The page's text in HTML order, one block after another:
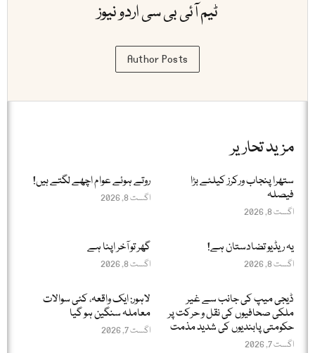
ٹیم آئی بی سی اردو نیوز
Author Posts
مزید تحاریر
ستھرا پنجاب ورکرز کیلئے بڑا
فیصلہ
اگست 8, 2026
روتے ہوئے عوام اچھے لگتے ہیں!
اگست 8, 2026
یہ ریڈیو تضادستان ہے!
اگست 8, 2026
گھر تو آخر اپنا ہے
اگست 8, 2026
ڈیجی میپ کی جانب سے غیر
ملکی صحافیوں کی نقل و حرکت پر
حکومتی پابندیوں کی شدید مذمت
اگست 7, 2026
لاہور: ایک واقعہ، کئی سوالات
معاملہ سنگین ہو گیا
اگست 7, 2026